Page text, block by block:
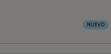
NUEVO